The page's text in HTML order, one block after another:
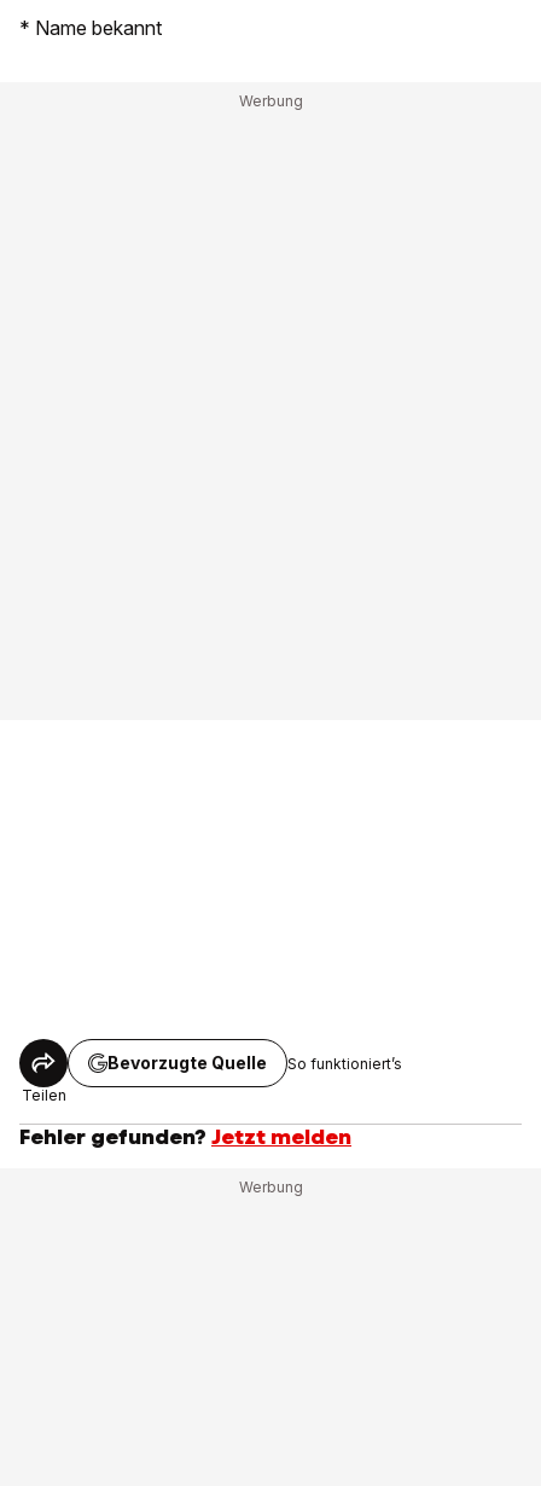
* Name bekannt
Teilen
Bevorzugte Quelle So funktioniert’s
Fehler gefunden? Jetzt melden